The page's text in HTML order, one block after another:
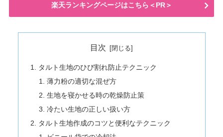
楽天ランキングページはこちら＜PR＞
目次
タルト生地のひび割れ防止テクニック
薄力粉の適切な混ぜ方
生地を寝かせる時の乾燥防止策
冷たい生地の正しい扱い方
タルト生地作成のコツと便利なテクニック